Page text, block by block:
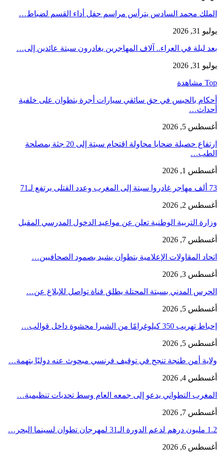
الملك محمد السادس يترأس مراسم حفل أداء القسم لضباط…
يوليو 31, 2026
بعد ليلة في العراء.. آلاف المهاجرين يغادرون سبتة عائدين إلى…
يوليو 31, 2026
Top مشاهدة
أحكام بالحبس في حق سائقي سيارات أجرة بتطوان على خلفية
أحداث…
أغسطس 5, 2026
ارتفاع حصيلة ضحايا محاولة اقتحام سبتة إلى 20 جثة بمصلحة
الطب…
أغسطس 1, 2026
73 ألف مهاجر غادروا سبتة إلى المغرب وعدد القتلى يرتفع لـ71
أغسطس 2, 2026
وزارة التربية الوطنية تعلن عن مواعيد الدخول المدرسي المقبل
أغسطس 7, 2026
اتحاد المقاولات الإعلامية بتطوان يشيد بصمود الصحافيين…
أغسطس 3, 2026
الحرس المدني بسبتة المحتلة يطلق قناة تواصل للإبلاغ عن…
أغسطس 5, 2026
إحباط تهريب 350 كيلوغرامًا من الشيرا محشوة داخل قوالب…
أغسطس 5, 2026
ولاية أمن طنجة تنجح في توقيف فرنسي مبحوث عنه دوليًا بتهمة…
أغسطس 4, 2026
المغرب التطواني يدعو إلى جمعه العام وسط تحديات تنظيمية…
أغسطس 7, 2026
1.2 مليون درهم لدعم الدورة الـ31 لمهرجان تطوان لسينما البحر…
أغسطس 6, 2026